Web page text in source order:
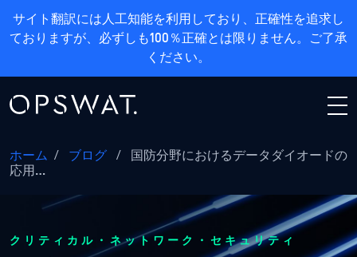
サイト翻訳には人工知能を利用しており、正確性を追求し
ておりますが、必ずしも100％正確とは限りません。ご了承
ください。
ホーム / ブログ /
国防分野におけるデータダイオードの
応用…
クリティカル・ネットワーク・セキュリティ